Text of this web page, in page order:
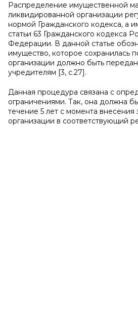
Распределение имущественной
ликвидированной организации
нормой Гражданского кодекса, а
статьи 63 Гражданского кодекса
Федерации. В данной статье
имущество, которое сохранилась
организации должно быть
учредителям [3, c.27].
Данная процедура связана с
ограничениями. Так, она должна
течение 5 лет с момента внесения
организации в соответствующий